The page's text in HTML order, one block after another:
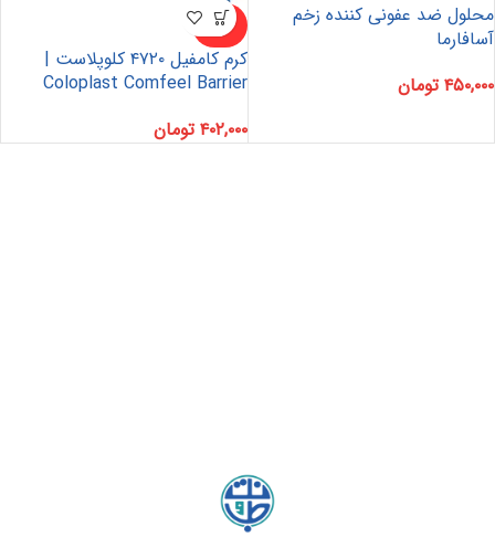
محلول ضد عفونی کننده زخم
آسافارما
۴۵۰,۰۰۰ تومان
ناموجو
د
کرم کامفیل ۴۷۲۰ کلوپلاست |
Coloplast Comfeel Barrier
۴۰۲,۰۰۰ تومان